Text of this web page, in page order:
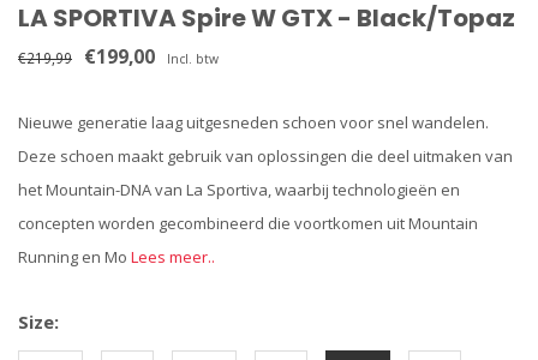
LA SPORTIVA Spire W GTX - Black/Topaz
€219,99 €199,00 Incl. btw
Nieuwe generatie laag uitgesneden schoen voor snel wandelen.
Deze schoen maakt gebruik van oplossingen die deel uitmaken van
het Mountain-DNA van La Sportiva, waarbij technologieën en
concepten worden gecombineerd die voortkomen uit Mountain
Running en Mo Lees meer..
Size: